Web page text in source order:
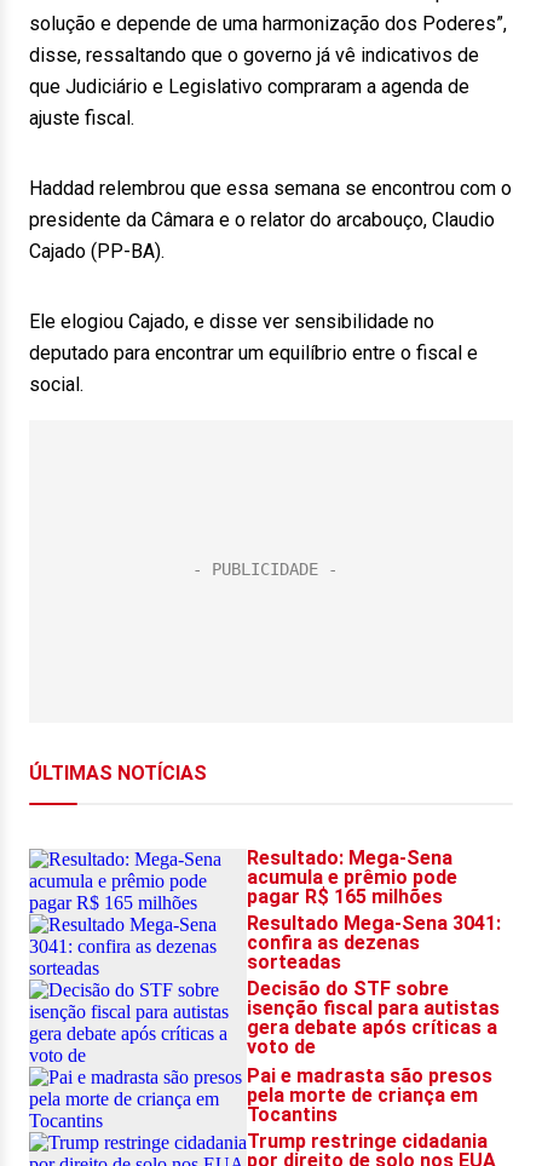
solução e depende de uma harmonização dos Poderes”,
disse, ressaltando que o governo já vê indicativos de
que Judiciário e Legislativo compraram a agenda de
ajuste fiscal.
Haddad relembrou que essa semana se encontrou com o
presidente da Câmara e o relator do arcabouço, Claudio
Cajado (PP-BA).
Ele elogiou Cajado, e disse ver sensibilidade no
deputado para encontrar um equilíbrio entre o fiscal e
social.